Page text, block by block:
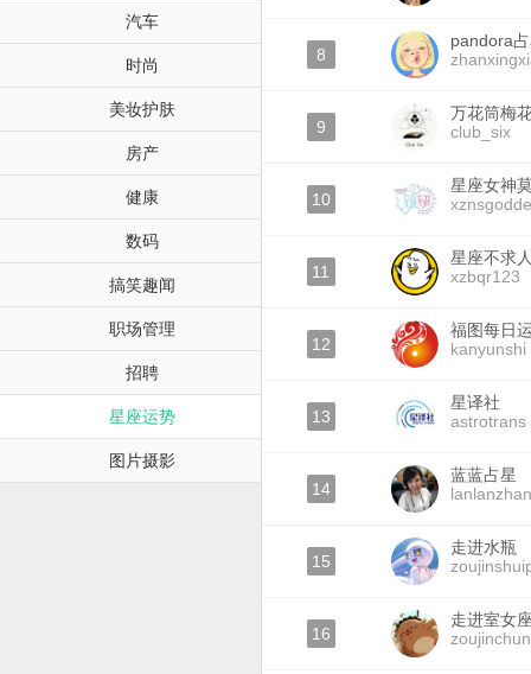
汽车
时尚
美妆护肤
房产
健康
数码
搞笑趣闻
职场管理
招聘
星座运势
图片摄影
8
pandora
9
万花筒梅
club_six
10
星座女神
11
星座不求
xzbqr123
12
福图每日
kanyunshi
13
星译社
astrotrans
14
蓝蓝占星
15
走进水瓶
16
走进室女